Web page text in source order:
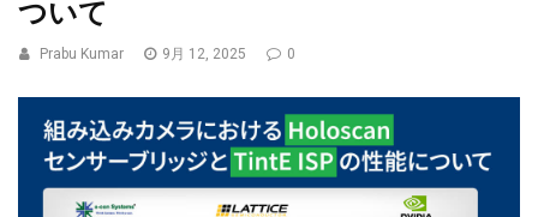
ついて
Prabu Kumar 9月 12, 2025 0